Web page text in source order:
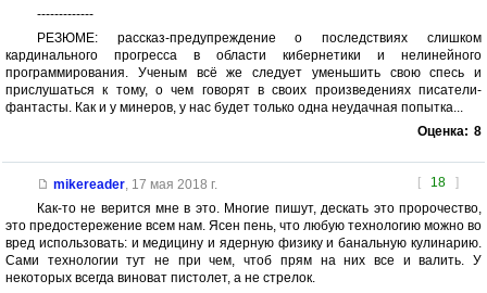
-------------
РЕЗЮМЕ: рассказ-предупреждение о последствиях слишком
кардинального прогресса в области кибернетики и нелинейного
программирования. Ученым всё же следует уменьшить свою спесь и
прислушаться к тому, о чем говорят в своих произведениях писатели-
фантасты. Как и у минеров, у нас будет только одна неудачная попытка...
Оценка: 8
[ 18 ]
mikereader, 17 мая 2018 г.
Как-то не верится мне в это. Многие пишут, дескать это пророчество,
это предостережение всем нам. Ясен пень, что любую технологию можно во
вред использовать: и медицину и ядерную физику и банальную кулинарию.
Сами технологии тут не при чем, чтоб прям на них все и валить. У
некоторых всегда виноват пистолет, а не стрелок.